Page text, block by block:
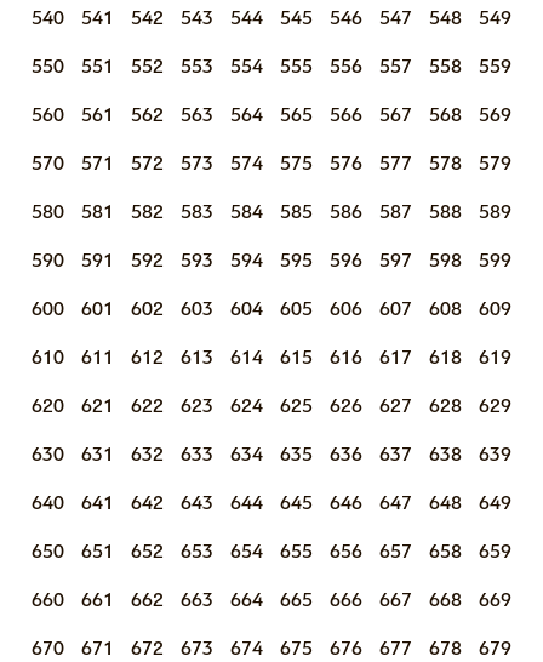
540 541 542 543 544 545 546 547 548 549
550 551 552 553 554 555 556 557 558 559
560 561 562 563 564 565 566 567 568 569
570 571 572 573 574 575 576 577 578 579
580 581 582 583 584 585 586 587 588 589
590 591 592 593 594 595 596 597 598 599
600 601 602 603 604 605 606 607 608 609
610 611 612 613 614 615 616 617 618 619
620 621 622 623 624 625 626 627 628 629
630 631 632 633 634 635 636 637 638 639
640 641 642 643 644 645 646 647 648 649
650 651 652 653 654 655 656 657 658 659
660 661 662 663 664 665 666 667 668 669
670 671 672 673 674 675 676 677 678 679